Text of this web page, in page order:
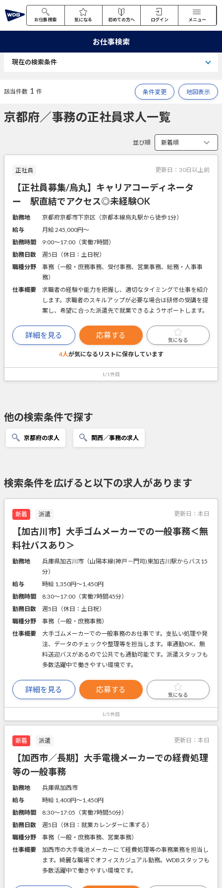
お仕事検索 気になる 初めての方へ ログイン メニュー
お仕事検索
現在の検索条件
該当件数 1 件 条件変更 地図表示
京都府／事務の正社員求人一覧
並び順
正社員 更新日： 30日以上前
【正社員募集/烏丸】キャリアコーディネータ
ー 駅直結でアクセス◎未経験OK
勤務地
京都府京都市下京区（京都本線烏丸駅から徒歩1分）
給与
月給 245,000円〜
勤務時間
9:00～17:00（実働7時間）
勤務日数
週5日（休日：土日祝）
職種分野
事務（一般・庶務事務、受付事務、営業事務、総務・人事事
務）
仕事概要
求職者の経験や能力を把握し、適切なタイミングで仕事を紹介
します。求職者のスキルアップが必要な場合は研修の受講を提
案し、希望に合った派遣先で就業できるようサポートします。
詳細を見る 応募する
気になる
4人が気になるリストに保存しています
1/1件目
他の検索条件で探す
京都府の求人 関西／事務の求人
検索条件を広げると以下の求人があります
新着 派遣 更新日： 本日
【加古川市】大手ゴムメーカーでの一般事務＜無
料社バスあり＞
勤務地
兵庫県加古川市（山陽本線(神戸－門司)東加古川駅からバス15
分）
給与
時給 1,350円〜1,450円
勤務時間
8:30～17:00（実働7時間45分）
勤務日数
週5日（休日：土日祝）
職種分野
事務（一般・庶務事務）
仕事概要
大手ゴムメーカーでの一般事務のお仕事です。支払い処理や発
注、データのチェックや整理等を担当します。車通勤OK、無
料送迎バスがあるので公共でも通勤可能です。派遣スタッフも
多数活躍中で働きやすい環境です。
詳細を見る 応募する
気になる
1/5件目
新着 派遣 更新日： 本日
【加西市／長期】大手電機メーカーでの経費処理
等の一般事務
勤務地
兵庫県加西市
給与
時給 1,400円〜1,450円
勤務時間
8:30～17:05（実働7時間50分）
勤務日数
週5日（休日：就業カレンダーに準ずる）
職種分野
事務（一般・庶務事務、営業事務）
仕事概要
加西市の大手電池メーカーにて経費処理等の事務業務を担当し
ます。綺麗な職場でオフィスカジュアル勤務。WDBスタッフも
多数活躍中で働きやすい環境です。